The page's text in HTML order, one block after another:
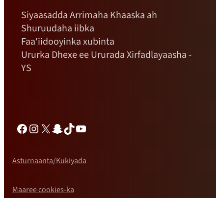
Siyaasadda Arrimaha Khaaska ah
Shuruudaha iibka
Faa'iidooyinka xubinta
Ururka Dhexe ee Ururada Xirfadlayaasha -
YS
Asturnaanta/Kukiyada
Maaree cookies-ka
Facebook
Instagram
X Snapchat
TikTokYouTube